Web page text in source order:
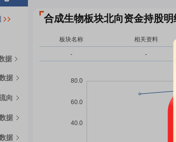
据
据
向
据
据
合成生物板块北向资金持股明
板块名称 相关资料
- -